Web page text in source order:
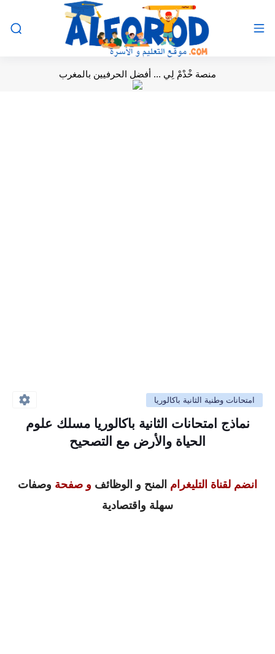
منصة خْدْمْ لِي ... أفضل الحرفيين بالمغرب
امتحانات وطنية الثانية باكالوريا
نماذج امتحانات الثانية باكالوريا مسلك علوم
الحياة والأرض مع التصحيح
انضم لقناة التليغرام المنح و الوظائف و صفحة وصفات
سهلة واقتصادية